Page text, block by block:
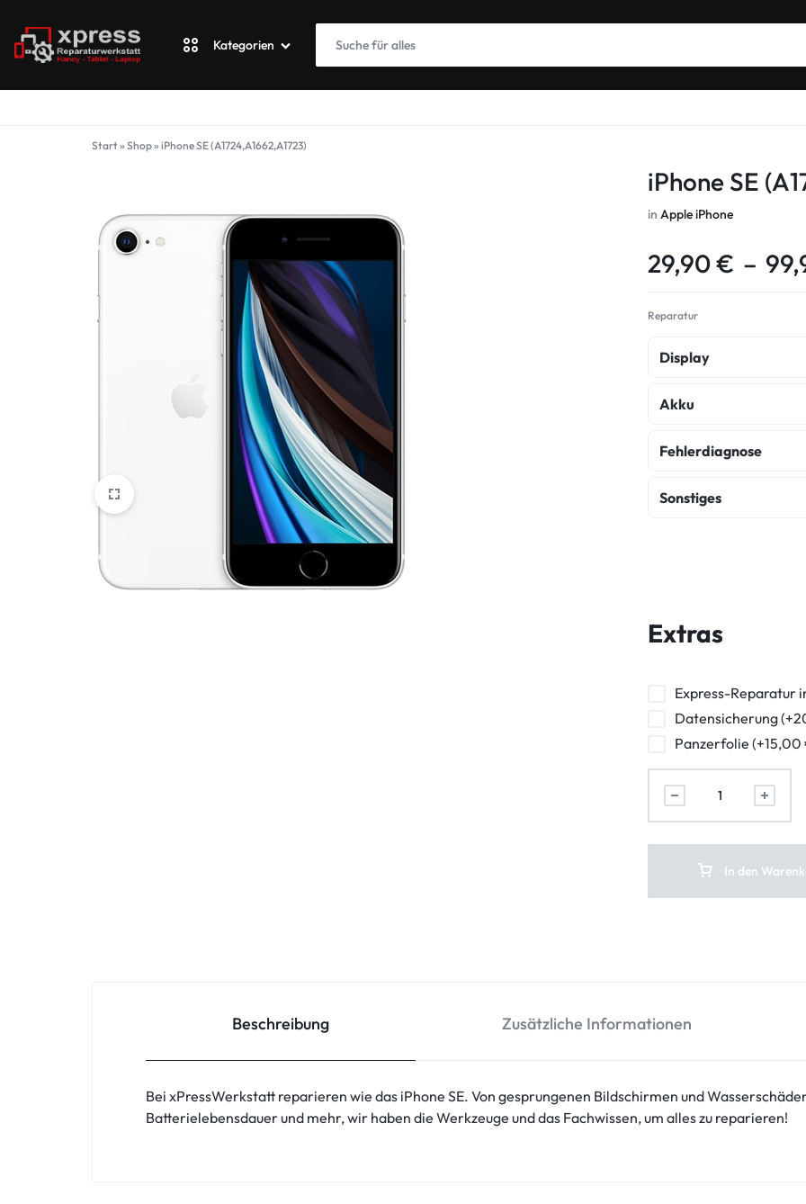
XPRESSWERKSTATT
Kategorien
Fairphone
Google
ASUS Phone
Xiaomi
ZTE
Start» Shop» iPhone SE (A1724,A1662,A1723)
iPhone SE
inApple iPhone
29,90€ –
Reparatur
Display
Display Premium
Akku
Akku Austausch
Fehlerdiagnose
Fehlerdiagnose
Sonstiges
Backcover
Extras
Express-Reparatur
Datensicherung
Panzerfolie (+15,00
In den
Beschreibung Zusätzliche Informationen
Bei xPressWerkstatt reparieren wie das iPhone SE. Von gesprungenen Bildschirmen und
Batterielebensdauer und mehr, wir haben die Werkzeuge und das Fachwissen, um alles zu reparieren!